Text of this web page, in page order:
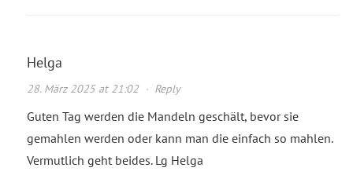
Helga
28. März 2025 at 21:02· Reply
Guten Tag werden die Mandeln geschält, bevor sie
gemahlen werden oder kann man die einfach so mahlen.
Vermutlich geht beides. Lg Helga